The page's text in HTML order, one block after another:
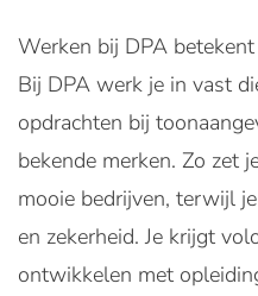
Werken bij DPA
Bij DPA werk je in vast
opdrachten bij
bekende merken. Zo zet
mooie bedrijven, terwijl
en zekerheid. Je krijgt
ontwikkelen met